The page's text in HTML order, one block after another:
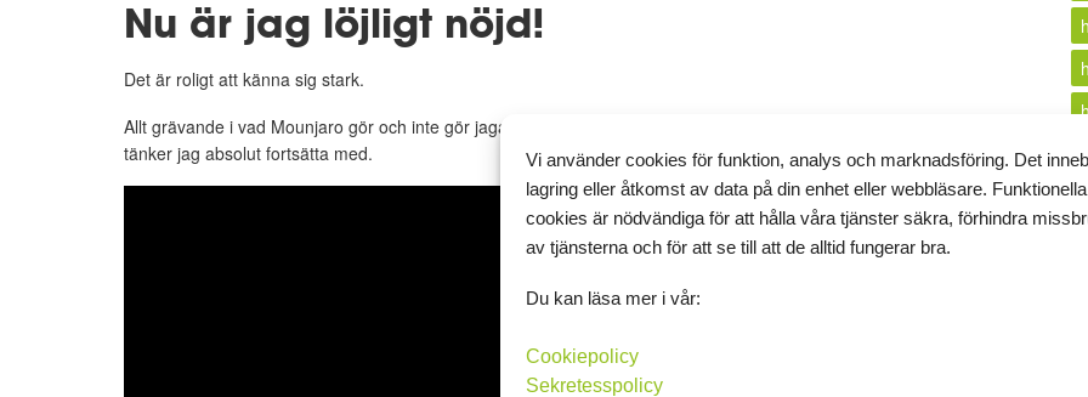
Nu är jag löjligt nöjd!
Det är roligt att känna sig stark.
Allt grävande i vad Mounjaro gör och inte gör jagade iväg mig till gymmet för att testa en för mig ny övning, och den
tänker jag absolut fortsätta med.
Vi använder cookies för funktion, analys och marknadsföring. Det
lagring eller åtkomst av data på din enhet eller webbläsare. Funktionella
cookies är nödvändiga för att hålla våra tjänster säkra, förhindra
av tjänsterna och för att se till att de alltid fungerar bra.
Du kan läsa mer i vår:
Cookiepolicy
Sekretesspolicy